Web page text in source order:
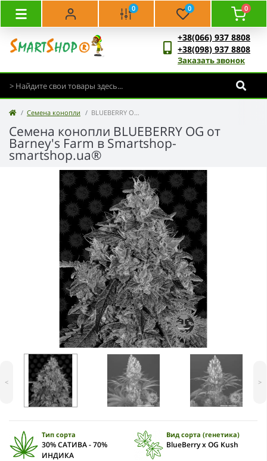
0 0 0
+38(066) 937 8808
+38(098) 937 8808
Заказать звонок
Семена конопли BLUEBERRY OG - Barney's Farm
Семена конопли BLUEBERRY OG от
Barney's Farm в Smartshop-
smartshop.ua®
< >
Тип сорта
30% САТИВА - 70%
ИНДИКА
Вид сорта (генетика)
BlueBerry x OG Kush